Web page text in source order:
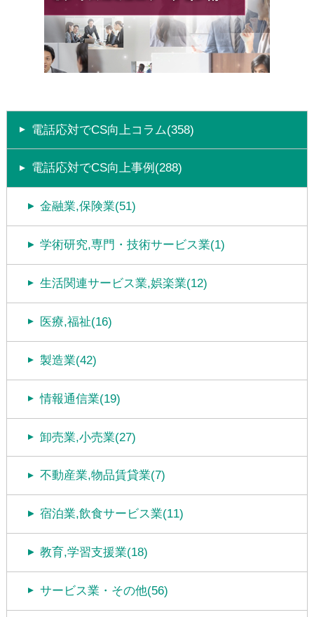
電話応対でCS向上コラム(358)
電話応対でCS向上事例(288)
金融業,保険業(51)
学術研究,専門・技術サービス業(1)
生活関連サービス業,娯楽業(12)
医療,福祉(16)
製造業(42)
情報通信業(19)
卸売業,小売業(27)
不動産業,物品賃貸業(7)
宿泊業,飲食サービス業(11)
教育,学習支援業(18)
サービス業・その他(56)